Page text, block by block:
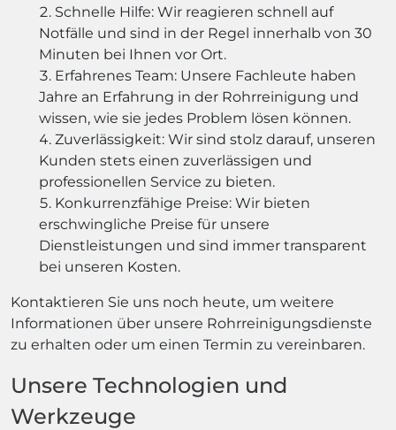
Schnelle Hilfe: Wir reagieren schnell auf
Notfälle und sind in der Regel innerhalb von 30
Minuten bei Ihnen vor Ort.
Erfahrenes Team: Unsere Fachleute haben
Jahre an Erfahrung in der Rohrreinigung und
wissen, wie sie jedes Problem lösen können.
Zuverlässigkeit: Wir sind stolz darauf, unseren
Kunden stets einen zuverlässigen und
professionellen Service zu bieten.
Konkurrenzfähige Preise: Wir bieten
erschwingliche Preise für unsere
Dienstleistungen und sind immer transparent
bei unseren Kosten.
Kontaktieren Sie uns noch heute, um weitere
Informationen über unsere Rohrreinigungsdienste
zu erhalten oder um einen Termin zu vereinbaren.
Unsere Technologien und
Werkzeuge